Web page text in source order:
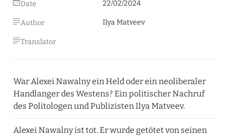
Date 22/02/2024
Author Ilya Matveev
Translator
War Alexei Nawalny ein Held oder ein neoliberaler
Handlanger des Westens? Ein politischer Nachruf
des Politologen und Publizisten Ilya Matveev.
Alexei Nawalny ist tot. Er wurde getötet von seinen